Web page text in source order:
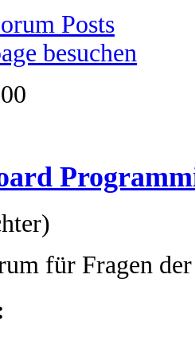
Posts
besuchen
für Fragen